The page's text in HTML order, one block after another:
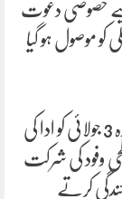
خصوصی دعوت
کو موصول ہو گیا
ذرائع کا کہنا ہے کہ آیت اللہ خامنہ ای کی نمازِ جنازہ 3 جولائی کو ادا کی
وفود کی شرکت
کرتے